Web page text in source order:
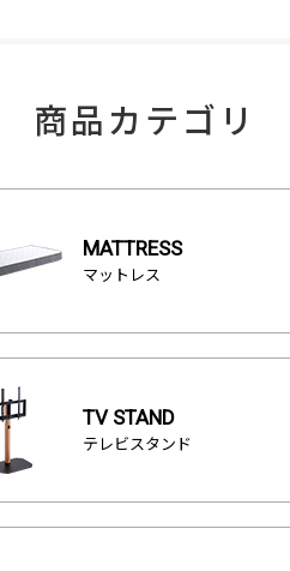
商品カテゴリ
MATTRESS
マットレス
TV STAND
テレビスタンド